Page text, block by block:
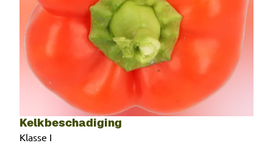
Kelkbeschadiging
Klasse I